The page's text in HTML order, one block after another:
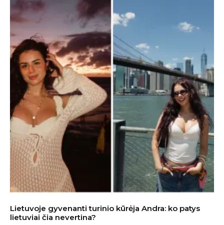
Lietuvoje gyvenanti turinio kūrėja Andra: ko patys
lietuviai čia nevertina?